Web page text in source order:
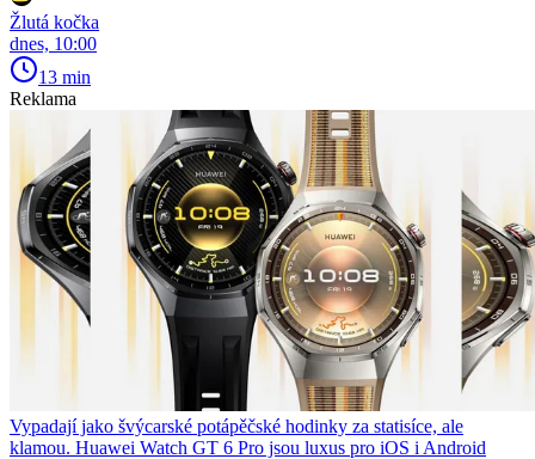
Žlutá kočka
dnes, 10:00
13 min
Reklama
Vypadají jako švýcarské potápěčské hodinky za statisíce, ale
klamou. Huawei Watch GT 6 Pro jsou luxus pro iOS i Android